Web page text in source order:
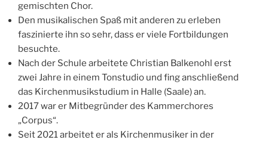
gemischten Chor.
Den musikalischen Spaß mit anderen zu erleben
faszinierte ihn so sehr, dass er viele Fortbildungen
besuchte.
Nach der Schule arbeitete Christian Balkenohl erst
zwei Jahre in einem Tonstudio und fing anschließend
das Kirchenmusikstudium in Halle (Saale) an.
2017 war er Mitbegründer des Kammerchores
„Corpus“.
Seit 2021 arbeitet er als Kirchenmusiker in der